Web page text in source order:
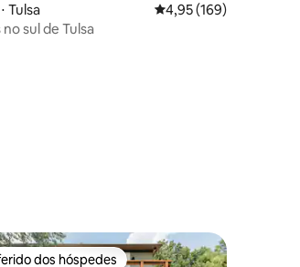
média de 5, 116 avaliações
Tulsa 4,95 de uma avaliação
4,95 (169)
no sul de Tulsa
dos hóspedes